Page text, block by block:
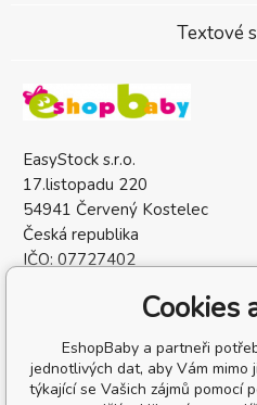
EasyStock s.r.o.
17.listopadu 220
54941 Červený Kostelec
Česká republika
IČO: 07727402
Textové
Cookies
EshopBaby a partneři
jednotlivých dat, aby Vám mimo
týkající se Vašich zájmů pomocí